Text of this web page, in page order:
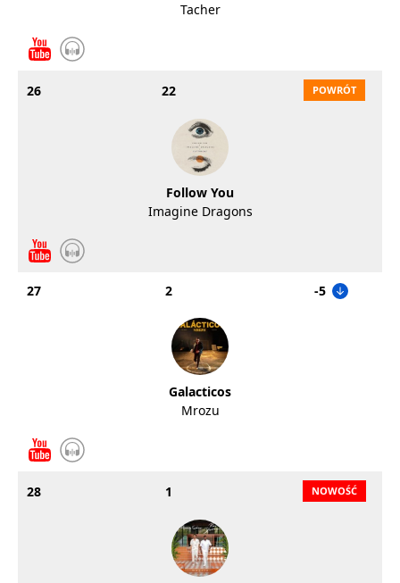
Tacher
26 22
Follow You
Imagine Dragons
27 2 -5
Galacticos
Mrozu
28 1